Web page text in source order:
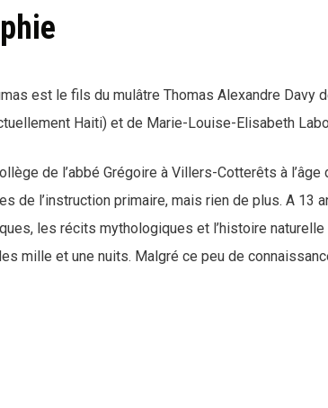
est le fils du mulâtre Thomas Alexandre Davy
Haiti) et de Marie-Louise-Elisabeth
de l’abbé Grégoire à Villers-Cotterêts à
de l’instruction primaire, mais rien de plus. A 13
les récits mythologiques et l’histoire
mille et une nuits. Malgré ce peu de